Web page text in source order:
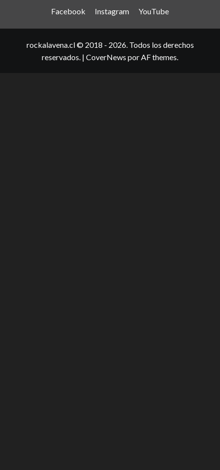
Facebook Instagram YouTube
rockalavena.cl © 2018 - 2026. Todos los derechos
reservados. | CoverNews por AF themes.